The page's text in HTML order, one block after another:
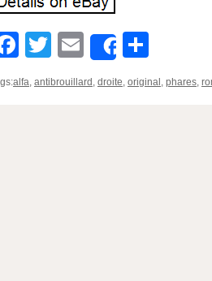
Facebook
TwitterEmailShare
alfa, antibrouillard , droite, original , phares,